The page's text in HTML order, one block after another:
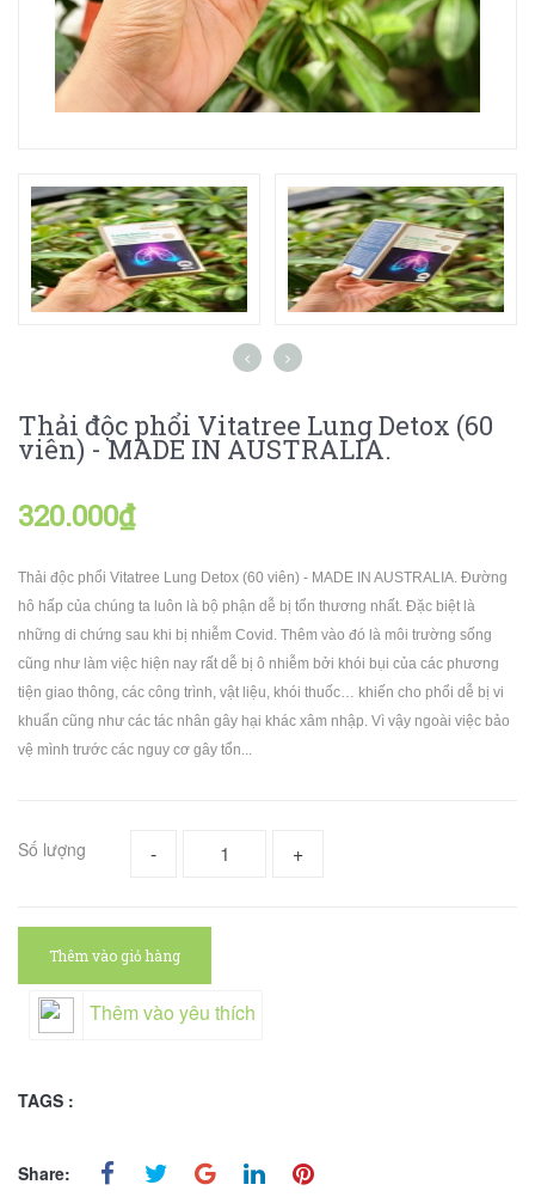
Thải độc phổi Vitatree Lung Detox (60
viên) - MADE IN AUSTRALIA.
320.000₫
Thải độc phổi Vitatree Lung Detox (60 viên) - MADE IN AUSTRALIA. Đường
hô hấp của chúng ta luôn là bộ phận dễ bị tổn thương nhất. Đặc biệt là
những di chứng sau khi bị nhiễm Covid. Thêm vào đó là môi trường sống
cũng như làm việc hiện nay rất dễ bị ô nhiễm bởi khói bụi của các phương
tiện giao thông, các công trình, vật liệu, khói thuốc… khiến cho phổi dễ bị vi
khuẩn cũng như các tác nhân gây hại khác xâm nhập. Vì vậy ngoài việc bảo
vệ mình trước các nguy cơ gây tổn...
Số lượng - +
Thêm vào giỏ hàng
Thêm vào yêu thích
TAGS :
Share: